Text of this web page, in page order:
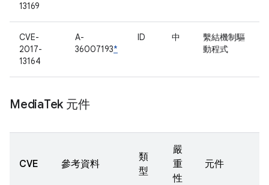
13169
CVE-
2017-
13164
A-
36007193*
ID 中
繫結機制驅
動程式
MediaTek 元件
CVE 參考資料
類
型
嚴
重
性
元件